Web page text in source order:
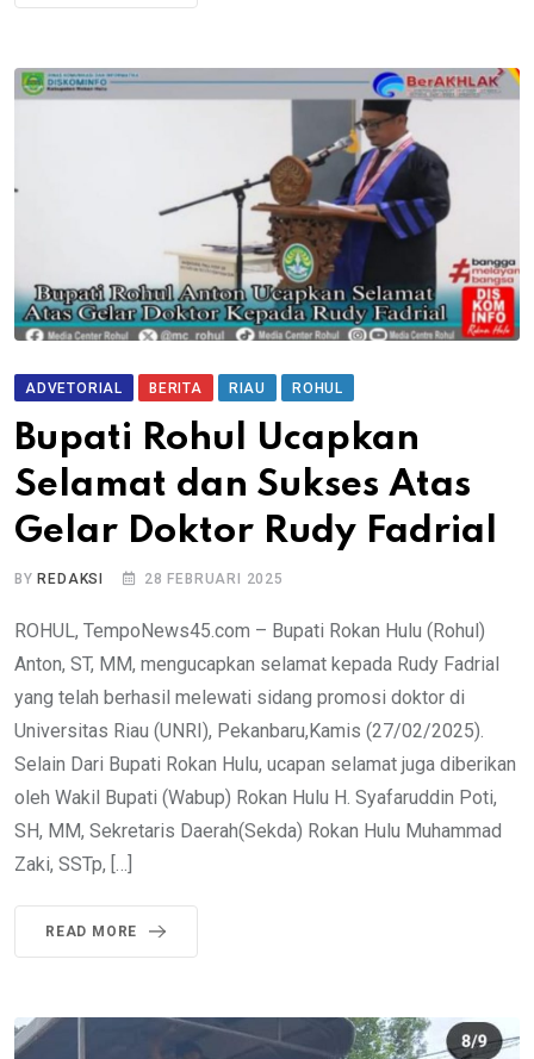
ADVETORIAL BERITA RIAU ROHUL
Bupati Rohul Ucapkan
Selamat dan Sukses Atas
Gelar Doktor Rudy Fadrial
BY REDAKSI 28 FEBRUARI 2025
ROHUL, TempoNews45.com – Bupati Rokan Hulu (Rohul)
Anton, ST, MM, mengucapkan selamat kepada Rudy Fadrial
yang telah berhasil melewati sidang promosi doktor di
Universitas Riau (UNRI), Pekanbaru,Kamis (27/02/2025).
Selain Dari Bupati Rokan Hulu, ucapan selamat juga diberikan
oleh Wakil Bupati (Wabup) Rokan Hulu H. Syafaruddin Poti,
SH, MM, Sekretaris Daerah(Sekda) Rokan Hulu Muhammad
Zaki, SSTp, […]
READ MORE